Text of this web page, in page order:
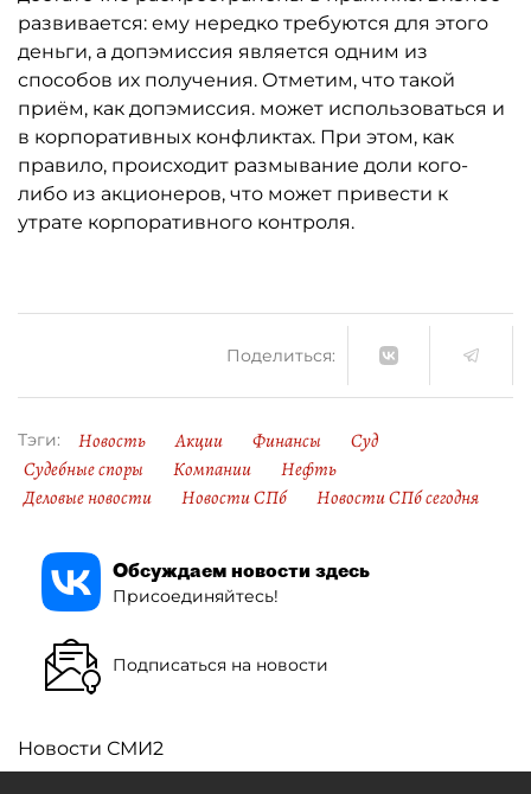
развивается: ему нередко требуются для этого
деньги, а допэмиссия является одним из
способов их получения. Отметим, что такой
приём, как допэмиссия. может использоваться и
в корпоративных конфликтах. При этом, как
правило, происходит размывание доли кого-
либо из акционеров, что может привести к
утрате корпоративного контроля.
Поделиться:
Тэги: Новость Акции Финансы
Суд
Судебные споры
Компании
Нефть
Деловые новости
Новости СПб Новости СПб сегодня
Обсуждаем новости здесь
Присоединяйтесь!
Подписаться на новости
Новости СМИ2